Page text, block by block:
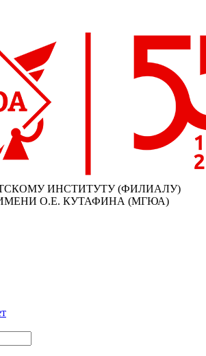
ИНСТИТУТУ (ФИЛИАЛУ)
О.Е. КУТАФИНА (МГЮА)